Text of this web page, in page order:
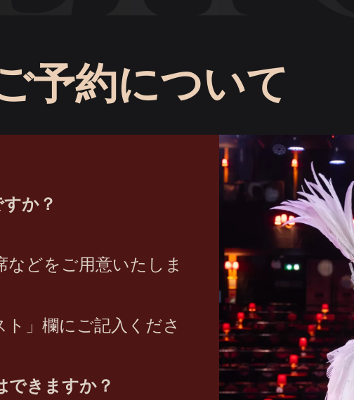
予約について
か？
などをご用意いたしま
」欄にご記入くださ
できますか？